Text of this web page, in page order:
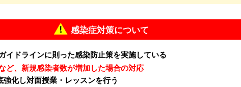
感染症対策について
イドラインに則った感染防止策を実施している
ど、新規感染者数が増加した場合の対応
化し対面授業・レッスンを行う